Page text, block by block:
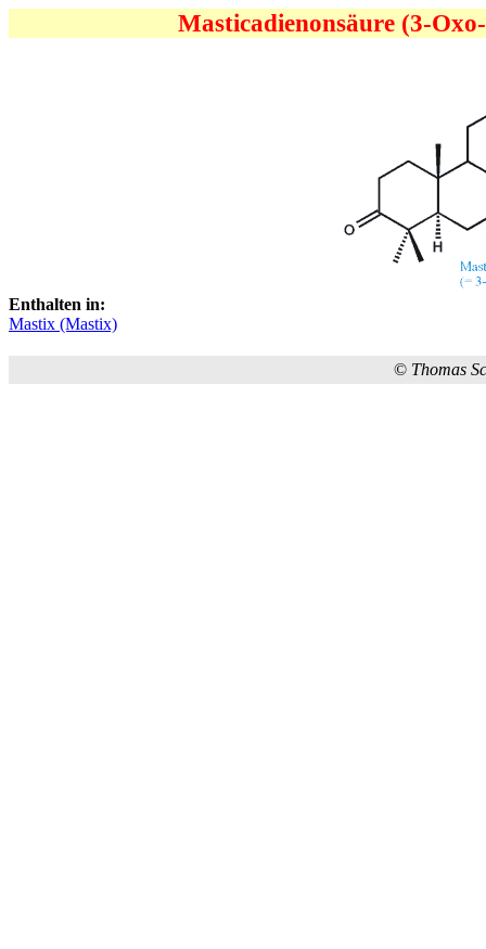
Masticadienonsäure (3-
Enthalten in:
Mastix (Mastix)
© Thomas